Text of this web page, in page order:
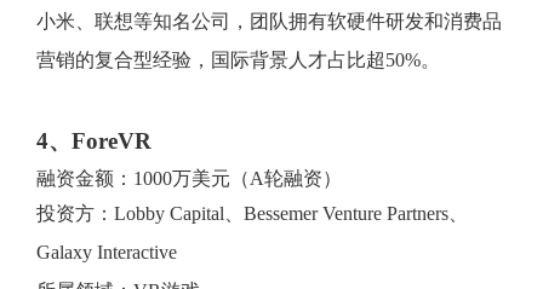
小米、联想等知名公司，团队拥有软硬件研发和消费品
营销的复合型经验，国际背景人才占比超50%。
4、ForeVR
融资金额：1000万美元（A轮融资）
投资方：Lobby Capital、Bessemer Venture Partners、
Galaxy Interactive